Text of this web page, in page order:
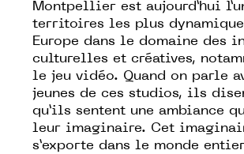
Montpellier est aujourd’hui
territoires les plus
Europe dans le domaine des
culturelles et créatives,
le jeu vidéo. Quand on parle
jeunes de ces studios, ils
qu’ils sentent une ambiance
leur imaginaire. Cet
s’exporte dans le monde